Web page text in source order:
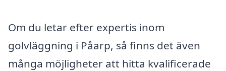
Om du letar efter expertis inom
golvläggning i Påarp, så finns det även
många möjligheter att hitta kvalificerade